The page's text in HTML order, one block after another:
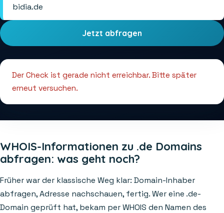
Jetzt abfragen
Der Check ist gerade nicht erreichbar. Bitte später
erneut versuchen.
WHOIS-Informationen zu .de Domains
abfragen: was geht noch?
Früher war der klassische Weg klar: Domain-Inhaber
abfragen, Adresse nachschauen, fertig. Wer eine .de-
Domain geprüft hat, bekam per WHOIS den Namen des